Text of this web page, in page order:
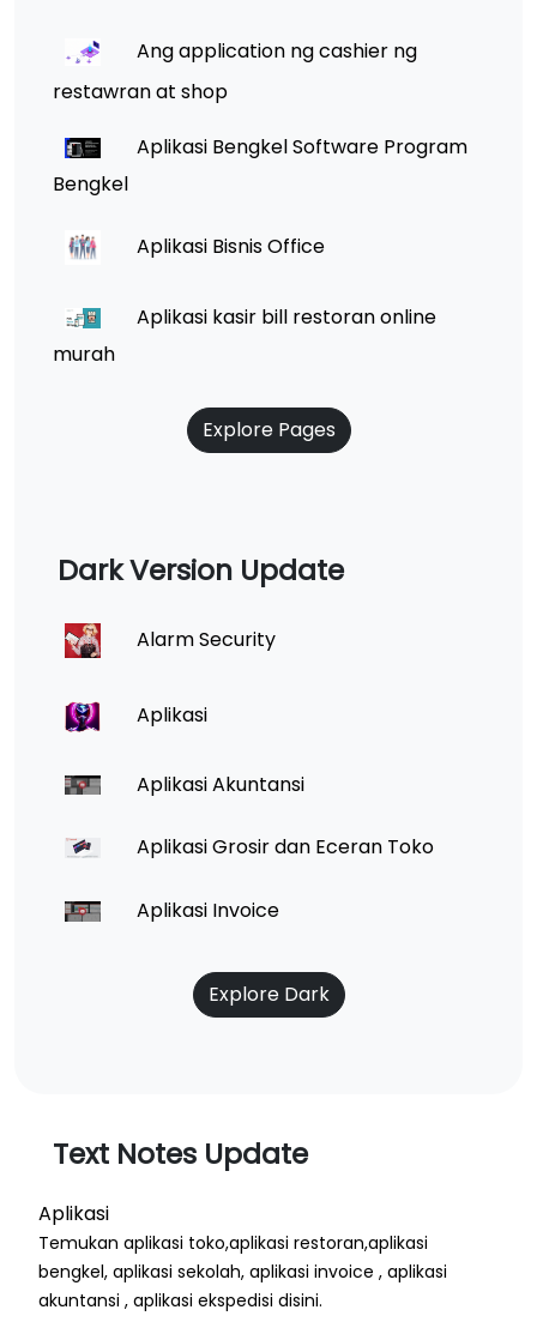
Ang application ng cashier ng
restawran at shop
Aplikasi Bengkel Software Program
Bengkel
Aplikasi Bisnis Office
Aplikasi kasir bill restoran online
murah
Explore Pages
Dark Version Update
Alarm Security
Aplikasi
Aplikasi Akuntansi
Aplikasi Grosir dan Eceran Toko
Aplikasi Invoice
Explore Dark
Text Notes Update
Aplikasi
Temukan aplikasi toko,aplikasi restoran,aplikasi
bengkel, aplikasi sekolah, aplikasi invoice , aplikasi
akuntansi , aplikasi ekspedisi disini.